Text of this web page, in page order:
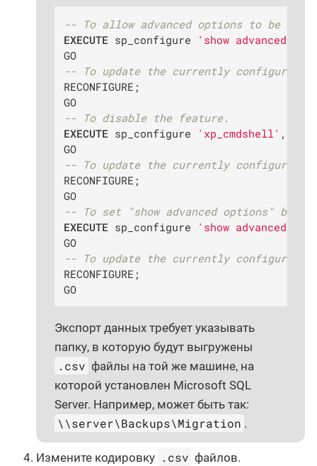
-- To allow advanced options to be
EXECUTE sp_configure
'show advanced
GO
-- To update the currently configured
RECONFIGURE;
GO
-- To disable the feature.
EXECUTE sp_configure 'xp_cmdshell' ,
GO
-- To update the currently configured
RECONFIGURE;
GO
-- To set "show advanced options" back
EXECUTE sp_configure
'show advanced
GO
-- To update the currently configured
RECONFIGURE;
GO
Экспорт данных требует указывать
папку, в которую будут выгружены
.csv файлы на той же машине, на
которой установлен Microsoft SQL
Server. Например, может быть так:
\\server\Backups\Migration .
Измените кодировку .csv файлов.